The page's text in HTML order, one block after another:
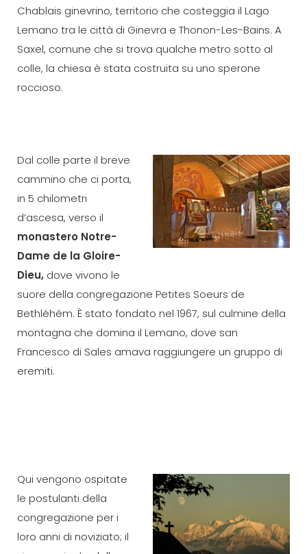
Chablais ginevrino, territorio che costeggia il Lago
Lemano tra le città di Ginevra e Thonon-Les-Bains. A
Saxel, comune che si trova qualche metro sotto al
colle, la chiesa è stata costruita su uno sperone
roccioso.
Dal colle parte il breve
cammino che ci porta,
in 5 chilometri
d’ascesa, verso il
monastero Notre-
Dame de la Gloire-
Dieu, dove vivono le
suore della congregazione Petites Soeurs de
Bethléhém. È stato fondato nel 1967, sul culmine della
montagna che domina il Lemano, dove san
Francesco di Sales amava raggiungere un gruppo di
eremiti.
Qui vengono ospitate
le postulanti della
congregazione per i
loro anni di noviziato; il